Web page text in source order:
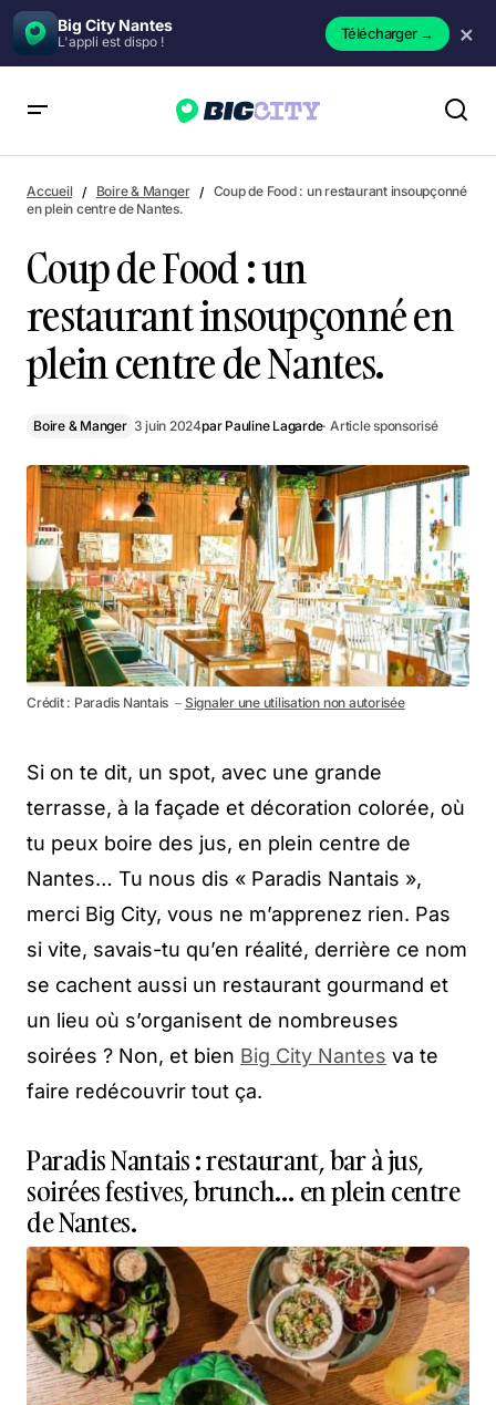
Big City Nantes
L'appli est dispo ! Télécharger→ ×
de Nantes.
Accueil Boire & Manger
Coup de Food : un restaurant insoupçonné
en plein centre de Nantes.
Coup de Food : un
restaurant insoupçonné en
plein centre de Nantes.
Boire & Manger 3 juin 2024par Pauline Lagarde· Article sponsorisé
Crédit : Paradis Nantais － Signaler une utilisation non autorisée
Si on te dit, un spot, avec une grande
terrasse, à la façade et décoration colorée, où
tu peux boire des jus, en plein centre de
Nantes… Tu nous dis « Paradis Nantais »,
merci Big City, vous ne m’apprenez rien. Pas
si vite, savais-tu qu’en réalité, derrière ce nom
se cachent aussi un restaurant gourmand et
un lieu où s’organisent de nombreuses
soirées ? Non, et bien Big City Nantes va te
faire redécouvrir tout ça.
Paradis Nantais : restaurant, bar à jus,
soirées festives, brunch… en plein centre
de Nantes.